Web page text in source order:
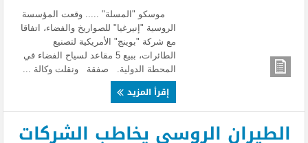
موسكو "المسلة" ..... وقعت المؤسسة
الروسية "إنيرغيا" للصواريخ والفضاء، اتفاقا
مع شركة "بوينج" الأمريكية لتصنيع
الطائرات، ببيع 5 مقاعد لسياح الفضاء في
المحطة الدولية. صفقة ونقلت وكالة ...
إقرأ المزيد
الطيران الروسى يخاطب الشركات